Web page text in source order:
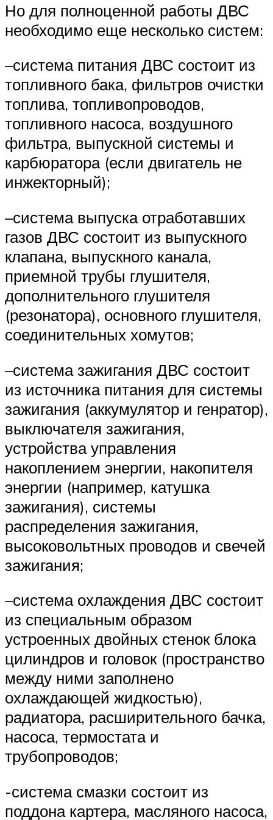
Но для полноценной работы ДВС
необходимо еще несколько систем:
–система питания ДВС состоит из
топливного бака, фильтров очистки
топлива, топливопроводов,
топливного насоса, воздушного
фильтра, выпускной системы и
карбюратора (если двигатель не
инжекторный);
–система выпуска отработавших
газов ДВС состоит из выпускного
клапана, выпускного канала,
приемной трубы глушителя,
дополнительного глушителя
(резонатора), основного глушителя,
соединительных хомутов;
–система зажигания ДВС состоит
из источника питания для системы
зажигания (аккумулятор и генратор),
выключателя зажигания,
устройства управления
накоплением энергии, накопителя
энергии (например, катушка
зажигания), системы
распределения зажигания,
высоковольтных проводов и свечей
зажигания;
–система охлаждения ДВС состоит
из специальным образом
устроенных двойных стенок блока
цилиндров и головок (пространство
между ними заполнено
охлаждающей жидкостью),
радиатора, расширительного бачка,
насоса, термостата и
трубопроводов;
-система смазки состоит из
поддона картера, масляного насоса,